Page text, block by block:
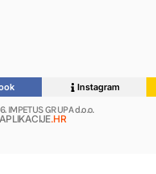
Instagram
GRUPA d.o.o.
.HR